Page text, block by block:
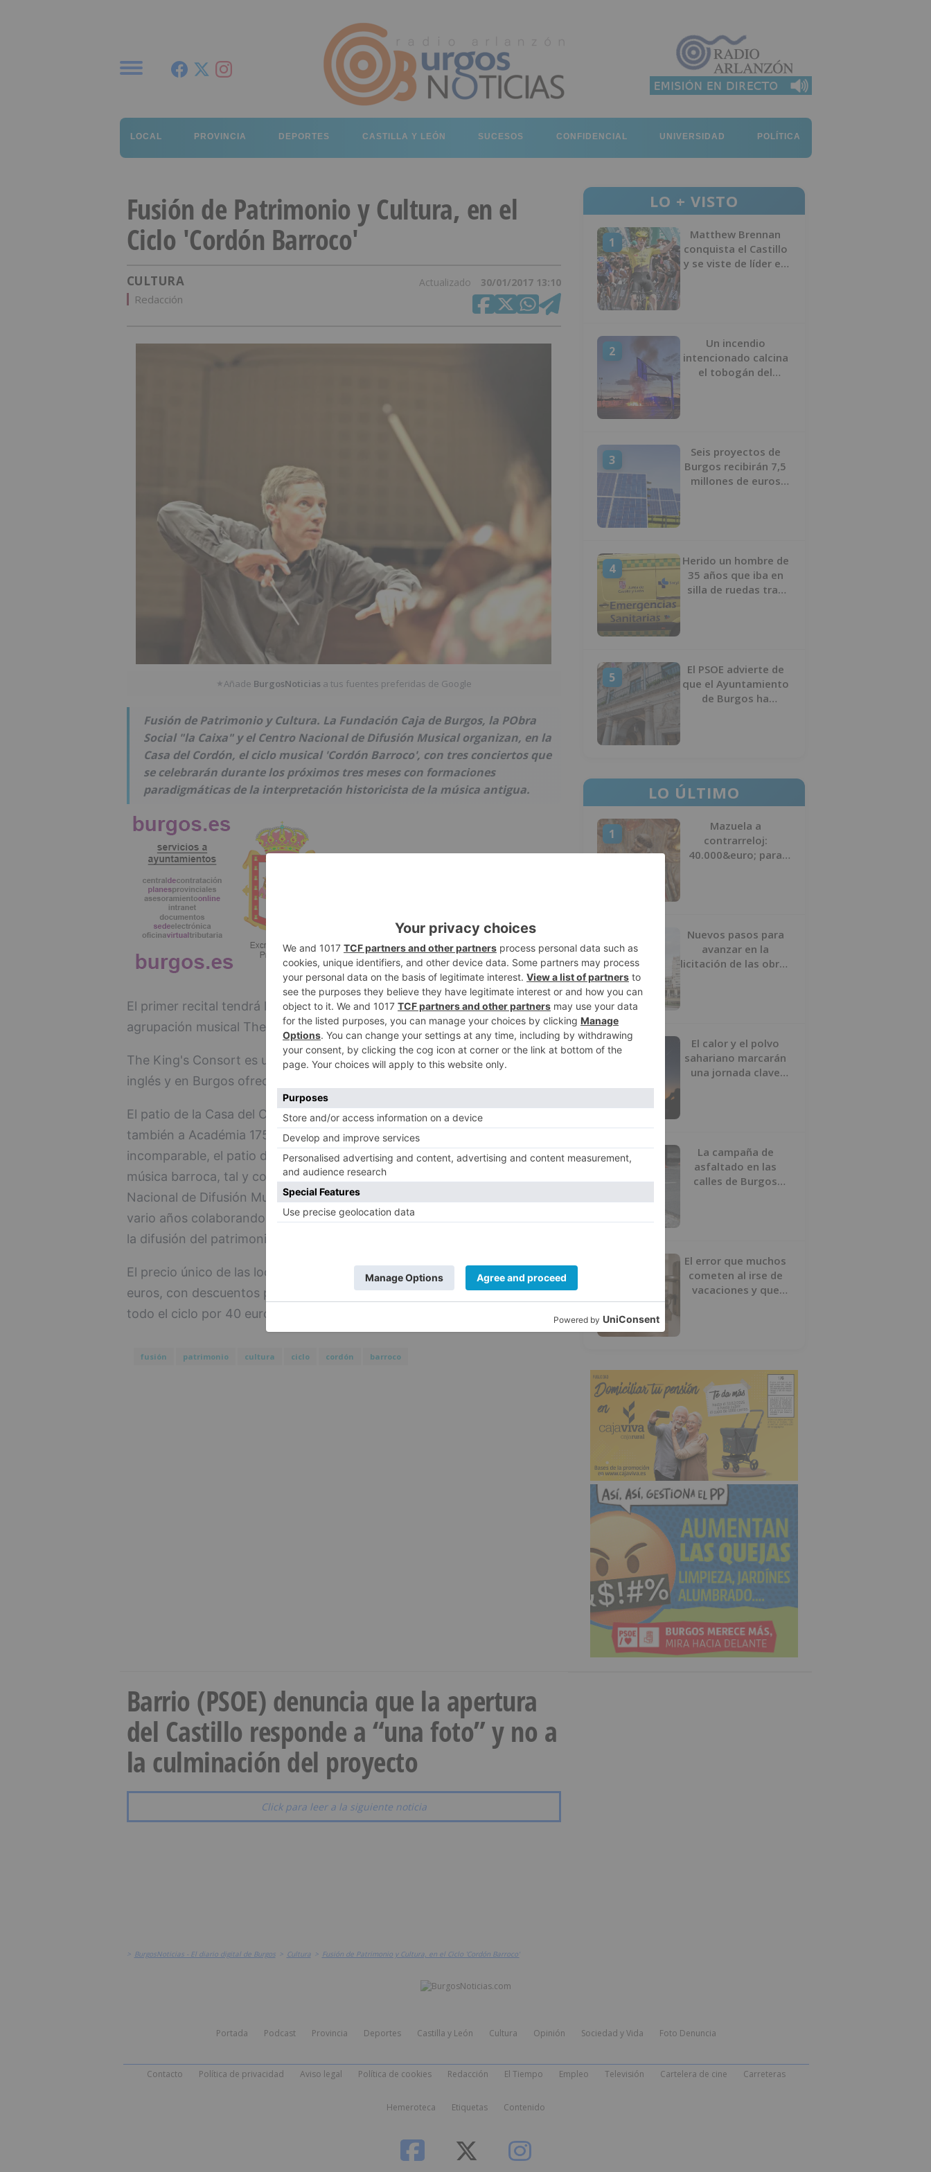
LOCAL PROVINCIA DEPORTES CASTILLA Y LEÓN SUCESOS CONFIDENCIAL UNIVERSIDAD POLÍTICA
Fusión de Patrimonio y Cultura, en el
Ciclo 'Cordón Barroco'
CULTURA Actualizado 30/01/2017 13:10
Redacción
★Añade BurgosNoticias a tus fuentes preferidas de Google
Fusión de Patrimonio y Cultura. La Fundación Caja de Burgos, la PObra
Social "la Caixa" y el Centro Nacional de Difusión Musical organizan, en la
Casa del Cordón, el ciclo musical 'Cordón Barroco', con tres conciertos que
se celebrarán durante los próximos tres meses con formaciones
paradigmáticas de la interpretación historicista de la música antigua.
El primer recital tendrá lugar el 4 de febrero a partir de las 20:30 h, con la
agrupación musical The King's Consort, bajo la batuta de Robert King.
The King's Consort es uno de los mayores especialistas en el barroco
inglés y en Burgos ofrecerá un homenaje a William Shakespeare.
El patio de la Casa del Cordón acogerá, en total, este concierto, y
también a Académia 1750 y Euskal BarroKensemble. Será en un marco
incomparable, el patio de la Casa del Cordón, para un concierto de
música barroca, tal y como dice Antonio Moral, director del Centro
Nacional de Difusión Musical, hoy en la presentación.Este Centro lleva
vario años colaborando con Fundación Caja de Burgos y con "la Caixa" en
la difusión del patrimonio musical español.
El precio único de las localidades varía según el concierto, de 15 a 20
euros, con descuentos para titulares de tarjetas Caixabank y abonos para
todo el ciclo por 40 euros.
fusión patrimonio cultura ciclo cordón barroco
LO + VISTO
1
Matthew Brennan
conquista el Castillo
y se viste de líder en
2
Un incendio
intencionado calcina
el tobogán del
3
Seis proyectos de
Burgos recibirán 7,5
millones de euros
4
Herido un hombre de
35 años que iba en
silla de ruedas tras
5
El PSOE advierte de
que el Ayuntamiento
de Burgos ha
LO ÚLTIMO
1
Mazuela a
contrarreloj:
40.000&euro; para
2
Nuevos pasos para
avanzar en la
licitación de las obras
3
El calor y el polvo
sahariano marcarán
una jornada clave
4
La campaña de
asfaltado en las
calles de Burgos
El error que muchos
cometen al irse de
vacaciones y que
Barrio (PSOE) denuncia que la apertura
del Castillo responde a “una foto” y no a
la culminación del proyecto
Click para leer a la siguiente noticia
> BurgosNoticias - El diario digital de Burgos > Cultura > Fusión de Patrimonio y Cultura, en el Ciclo 'Cordón Barroco'
Portada Podcast Provincia Deportes Castilla y León Cultura Opinión Sociedad y Vida Foto Denuncia
Contacto Política de privacidad Aviso legal Política de cookies Redacción El Tiempo Empleo Televisión Cartelera de cine Carreteras
Hemeroteca Etiquetas Contenido